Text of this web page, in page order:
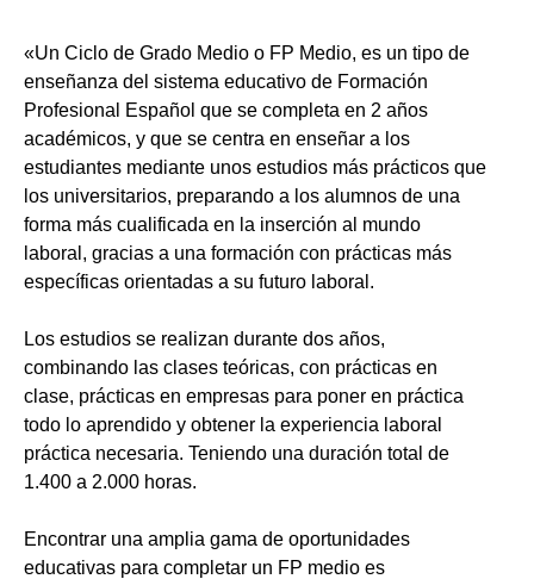
«Un Ciclo de Grado Medio o FP Medio, es un tipo de
enseñanza del sistema educativo de Formación
Profesional Español que se completa en 2 años
académicos, y que se centra en enseñar a los
estudiantes mediante unos estudios más prácticos que
los universitarios, preparando a los alumnos de una
forma más cualificada en la inserción al mundo
laboral, gracias a una formación con prácticas más
específicas orientadas a su futuro laboral.
Los estudios se realizan durante dos años,
combinando las clases teóricas, con prácticas en
clase, prácticas en empresas para poner en práctica
todo lo aprendido y obtener la experiencia laboral
práctica necesaria. Teniendo una duración total de
1.400 a 2.000 horas.
Encontrar una amplia gama de oportunidades
educativas para completar un FP medio es